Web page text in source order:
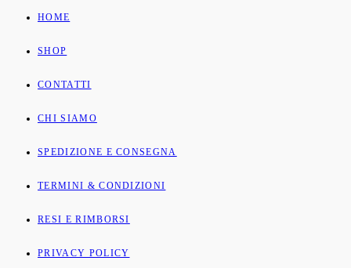
HOME
SHOP
CONTATTI
CHI SIAMO
SPEDIZIONE E CONSEGNA
TERMINI & CONDIZIONI
RESI E RIMBORSI
PRIVACY POLICY